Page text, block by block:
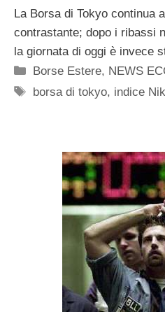
La Borsa di Tokyo continua
contrastante; dopo i ribassi
la giornata di oggi è invece
Categorie
Borse Estere, NEWS
Tag
borsa di tokyo, indice